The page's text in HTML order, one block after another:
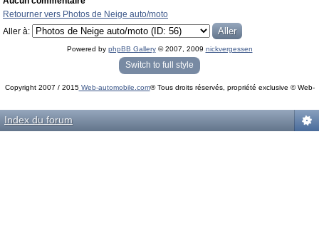
Retourner vers Photos de Neige auto/moto
Aller à:
Powered by phpBB Gallery© 2007, 2009 nickvergessen
« phpBB Gallery » - Traduction française par
darky
Switch to full style
Copyright 2007 / 2015Web-automobile.com® Tous droits réservés, propriété exclusive © Web-
Index du forum